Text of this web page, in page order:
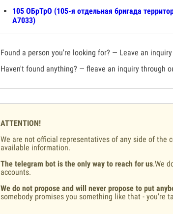
105 ОБрТрО (105-я отдельная бригада
А7033)
Found a person you're looking for? — Leave an
Haven't found anything? — fleave an inquiry through
ATTENTION!
We are not official representatives of any side of the
available information.
The telegram bot is the only way to reach for us.We
accounts.
We do not propose and will never propose to put
somebody promises you something like that - you're